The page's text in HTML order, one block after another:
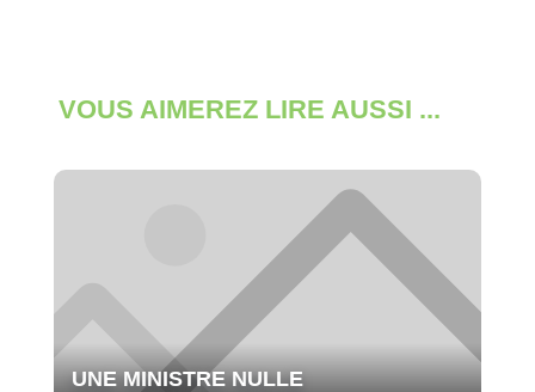
VOUS AIMEREZ LIRE AUSSI ...
UNE MINISTRE NULLE